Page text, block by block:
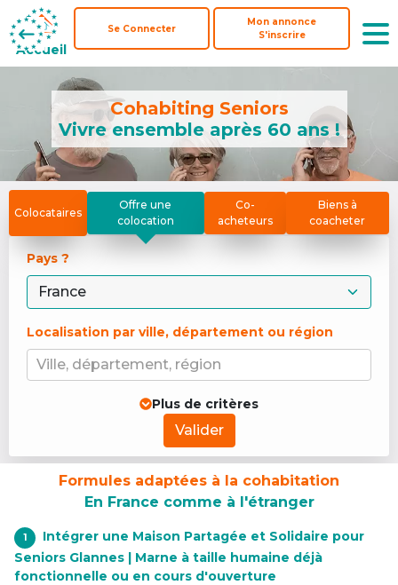
Accueil
Se Connecter
Mon annonce
S'inscrire
Accueil
Se Connecter
Mon annonce
S'inscrire
Cohabiting Seniors
Vivre ensemble après 60 ans !
Colocataires
Offre une
colocation
Co-
acheteurs
Biens à
coacheter
Pays ?
Localisation par ville, département ou région
Ville, département, région
Plus de critères
Valider
Formules adaptées à la cohabitation
En France comme à l'étranger
1
Intégrer une Maison Partagée et Solidaire pour
Seniors Glannes | Marne à taille humaine déjà
fonctionnelle ou en cours d'ouverture